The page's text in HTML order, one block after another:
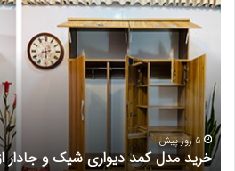
مدل
دیواری
شیک
جادار
از
«کمد
پازلی»
5 روز پیش
خرید مدل کمد دیواری شیک و جادار